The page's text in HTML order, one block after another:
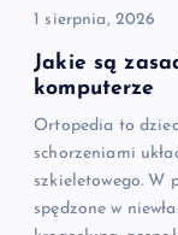
s
u
1 sierpnia, 2026
Jakie są
komputerze
Ortopedia to
schorzeniami
szkieletowego. W
spędzone w